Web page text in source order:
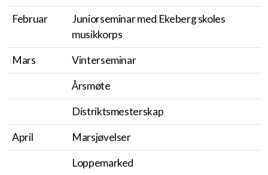
Februar
Juniorseminar med Ekeberg skoles
musikkorps
Mars Vinterseminar
Årsmøte
Distriktsmesterskap
April Marsjøvelser
Loppemarked
Korpsåret
Uniformer
Vi trenger lopper
Oppskrift på vaffelrøre